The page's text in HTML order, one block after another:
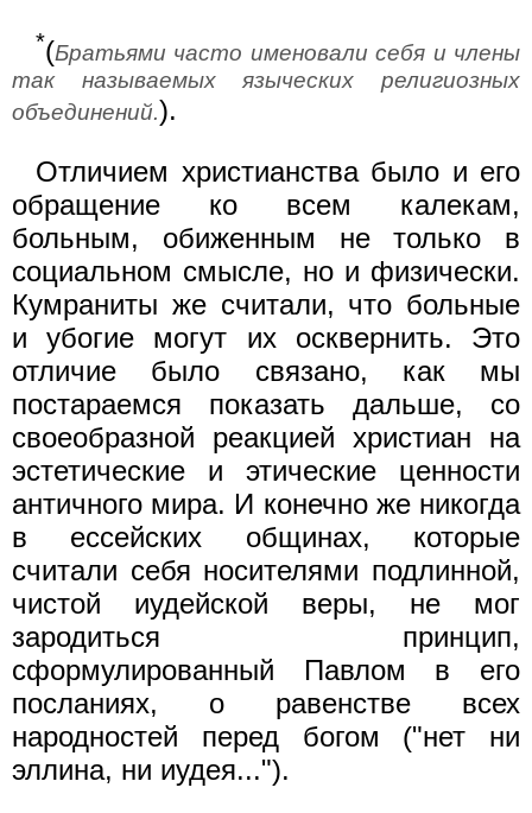
*(Братьями часто именовали себя и члены
так называемых языческих религиозных
объединений.).
Отличием христианства было и его
обращение ко всем калекам,
больным, обиженным не только в
социальном смысле, но и физически.
Кумраниты же считали, что больные
и убогие могут их осквернить. Это
отличие было связано, как мы
постараемся показать дальше, со
своеобразной реакцией христиан на
эстетические и этические ценности
античного мира. И конечно же никогда
в ессейских общинах, которые
считали себя носителями подлинной,
чистой иудейской веры, не мог
зародиться принцип,
сформулированный Павлом в его
посланиях, о равенстве всех
народностей перед богом ("нет ни
эллина, ни иудея...").